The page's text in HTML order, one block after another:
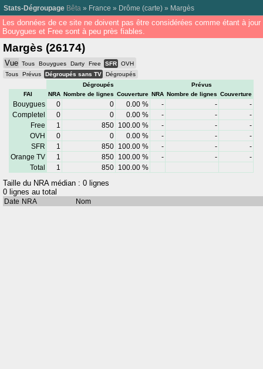
Stats-Dégroupage Bêta » France » Drôme (carte) » Margès
Les données de ce site ne doivent pas être considérées comme étant à
Bouygues et Free sont à peu près fiables.
Margès (26174)
Vue Tous Bouygues Darty Free SFR
OVH
Tous
Prévus Dégroupés sans TV
Dégroupés
Dégroupés
Prévus
FAI
NRA Nombre de lignes Couverture NRA Nombre de lignes Couverture
Bouygues 0 0 0.00 % - -
-
Completel
0 0 0.00 % - -
-
Free
1 850 100.00 % - -
-
OVH
0 0 0.00 % - -
-
SFR
1 850 100.00 % - -
-
Orange TV
1 850 100.00 % - -
-
Total
1 850 100.00 %
Taille du NRA médian : 0 lignes
0 lignes au total
Date NRA Nom